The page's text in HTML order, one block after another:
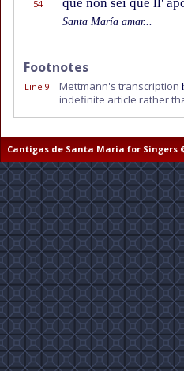
54
Santa María amar...
Footnotes
Line 9: Mettmann's transcription
indefinite article rather
Cantigas de Santa Maria for Singers